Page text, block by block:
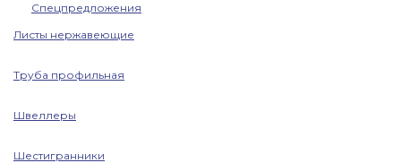
Спецпредложения
Листы нержавеющие
Труба профильная
Швеллеры
Шестигранники